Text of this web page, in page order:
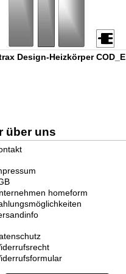
Design-Heizkörper COD_E
über uns
homeform